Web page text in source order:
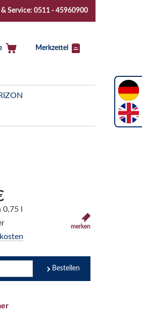
jetzt buchen!
& Service: 0511 - 45960900
Merkzettel
l
merken
Bestellen